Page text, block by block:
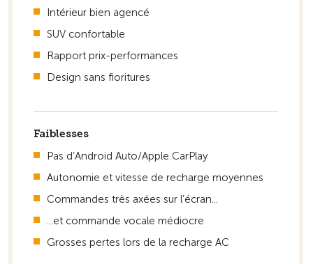
Intérieur bien agencé
SUV confortable
Rapport prix-performances
Design sans fioritures
Faiblesses
Pas d’Android Auto/Apple CarPlay
Autonomie et vitesse de recharge moyennes
Commandes très axées sur l’écran...
...et commande vocale médiocre
Grosses pertes lors de la recharge AC